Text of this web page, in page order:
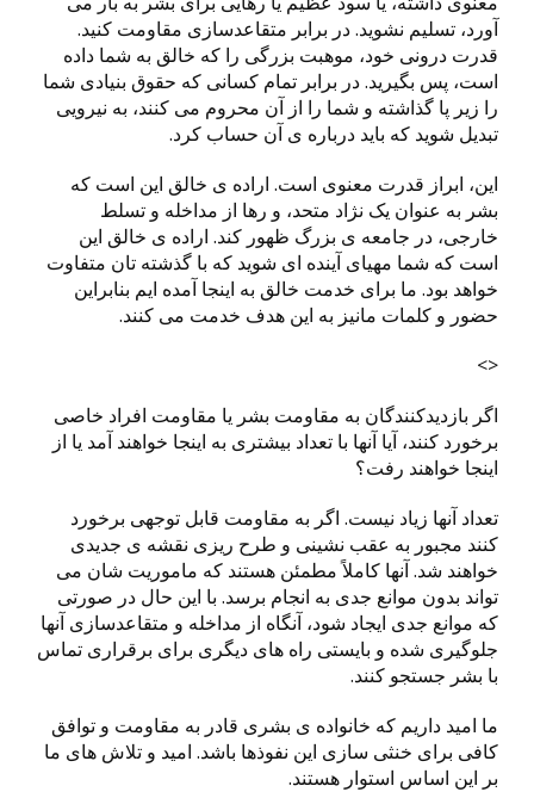
آورد، تسلیم نشوید. در برابر متقاعدسازی مقاومت کنید.
قدرت درونی خود، موهبت بزرگی را که خالق به شما داده
است، پس بگیرید. در برابر تمام کسانی که حقوق بنیادی شما
را زیر پا گذاشته و شما را از آن محروم می کنند، به نیرویی
تبدیل شوید که باید درباره ی آن حساب کرد.
این، ابراز قدرت معنوی است. اراده ی خالق این است که
بشر به عنوان یک نژاد متحد، و رها از مداخله و تسلط
خارجی، در جامعه ی بزرگ ظهور کند. اراده ی خالق این
است که شما مهیای آینده ای شوید که با گذشته تان متفاوت
خواهد بود. ما برای خدمت خالق به اینجا آمده ایم بنابراین
حضور و کلمات مانیز به این هدف خدمت می کنند.
<>
اگر بازدیدکنندگان به مقاومت بشر یا مقاومت افراد خاصی
برخورد کنند، آیا آنها با تعداد بیشتری به اینجا خواهند آمد یا از
اینجا خواهند رفت؟
تعداد آنها زیاد نیست. اگر به مقاومت قابل توجهی برخورد
کنند مجبور به عقب نشینی و طرح ریزی نقشه ی جدیدی
خواهند شد. آنها کاملاً مطمئن هستند که ماموریت شان می
تواند بدون موانع جدی به انجام برسد. با این حال در صورتی
که موانع جدی ایجاد شود، آنگاه از مداخله و متقاعدسازی آنها
جلوگیری شده و بایستی راه های دیگری برای برقراری تماس
با بشر جستجو کنند.
ما امید داریم که خانواده ی بشری قادر به مقاومت و توافق
کافی برای خنثی سازی این نفوذها باشد. امید و تلاش های ما
بر این اساس استوار هستند.